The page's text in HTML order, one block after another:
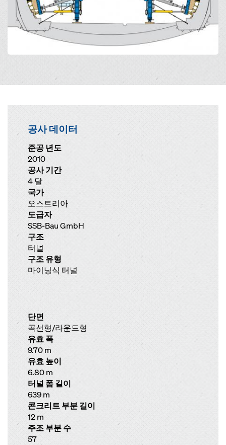
공사 데이터
준공 년도
2010
공사 기간
4 달
국가
오스트리아
도급자
SSB-Bau GmbH
구조
터널
구조 유형
마이닝식 터널
단면
곡선형/라운드형
유효 폭
9.70 m
유효 높이
6.80 m
터널 폼 길이
639 m
콘크리트 부분 길이
12 m
주조 부분 수
57